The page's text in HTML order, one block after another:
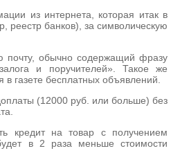
из интернета, которая итак в
реестр банков), за символическую
почту, обычно содержащий фразу
и поручителей». Такое же
в газете бесплатных объявлений.
(12000 руб. или больше) без
кредит на товар с получением
в 2 раза меньше стоимости